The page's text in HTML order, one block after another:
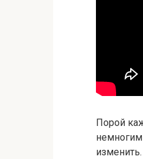
Порой
немногим